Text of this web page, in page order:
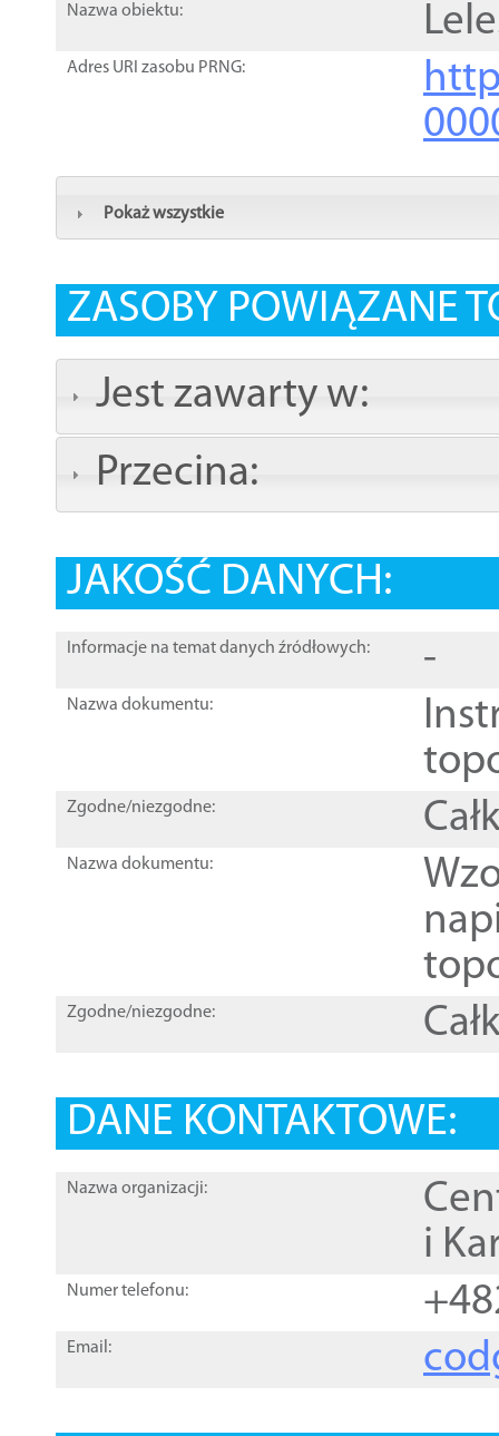
Nazwa obiektu:
Adres URI zasobu PRNG:
Pokaż wszystkie
ZASOBY POWIĄZANE
Jest zawarty w:
Przecina:
JAKOŚĆ DANYCH:
Informacje na temat danych źródłowych: -
Nazwa dokumentu:
Zgodne/niezgodne:
Nazwa dokumentu:
Zgodne/niezgodne:
DANE KONTAKTOWE:
Nazwa organizacji:
i
Numer telefonu:
Email: